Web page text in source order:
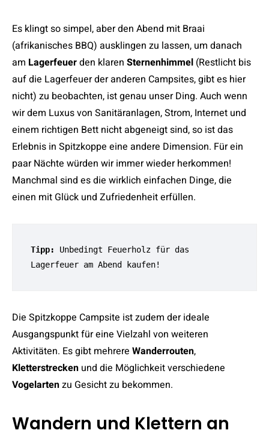
Es klingt so simpel, aber den Abend mit Braai
(afrikanisches BBQ) ausklingen zu lassen, um danach
am Lagerfeuerden klaren Sternenhimmel (Restlicht bis
auf die Lagerfeuer der anderen Campsites, gibt es hier
nicht) zu beobachten, ist genau unser Ding. Auch wenn
wir dem Luxus von Sanitäranlagen, Strom, Internet und
einem richtigen Bett nicht abgeneigt sind, so ist das
Erlebnis in Spitzkoppe eine andere Dimension. Für ein
paar Nächte würden wir immer wieder herkommen!
Manchmal sind es die wirklich einfachen Dinge, die
einen mit Glück und Zufriedenheit erfüllen.
Tipp: Unbedingt Feuerholz für das
Lagerfeuer am Abend kaufen!
Die Spitzkoppe Campsite ist zudem der ideale
Ausgangspunkt für eine Vielzahl von weiteren
Aktivitäten. Es gibt mehrere Wanderrouten,
Kletterstrecken und die Möglichkeit verschiedene
Vogelartenzu Gesicht zu bekommen.
Wandern und Klettern an